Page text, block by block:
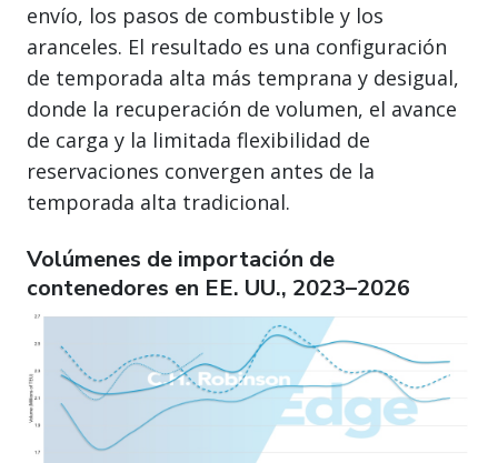
envío, los pasos de combustible y los
aranceles. El resultado es una configuración
de temporada alta más temprana y desigual,
donde la recuperación de volumen, el avance
de carga y la limitada flexibilidad de
reservaciones convergen antes de la
temporada alta tradicional.
Volúmenes de importación de
contenedores en EE. UU., 2023–2026